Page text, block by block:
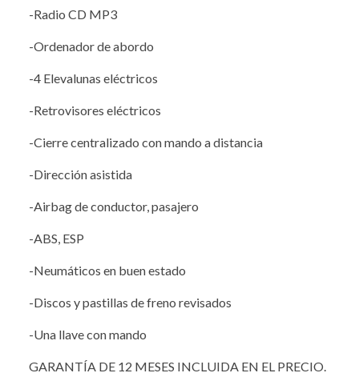
-Radio CD MP3
-Ordenador de abordo
-4 Elevalunas eléctricos
-Retrovisores eléctricos
-Cierre centralizado con mando a distancia
-Dirección asistida
-Airbag de conductor, pasajero
-ABS, ESP
-Neumáticos en buen estado
-Discos y pastillas de freno revisados
-Una llave con mando
GARANTÍA DE 12 MESES INCLUIDA EN EL PRECIO.